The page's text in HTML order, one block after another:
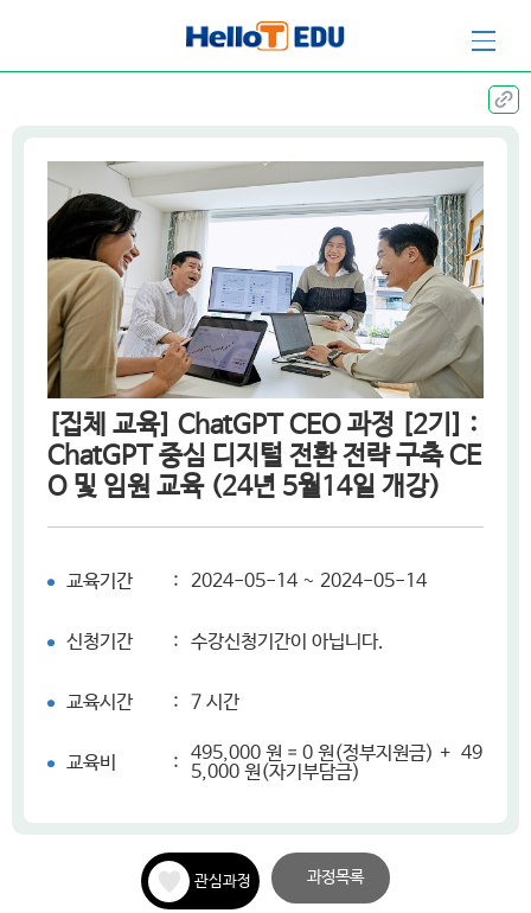
집체훈련과정
[집체 교육] ChatGPT CEO 과정 [2기] :
ChatGPT 중심 디지털 전환 전략 구축 CE
O 및 임원 교육 (24년 5월14일 개강)
교육기간 : 2024-05-14 ~ 2024-05-14
신청기간 : 수강신청기간이 아닙니다.
교육시간 : 7 시간
교육비 : 495,000 원 = 0 원(정부지원금) + 49
5,000 원(자기부담금)
관심과정 과정목록